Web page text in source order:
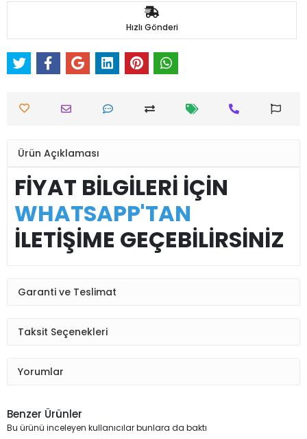
Hızlı Gönderi
Ürün Açıklaması
FİYAT BİLGİLERİ İÇİN
WHATSAPP'TAN
İLETİŞİME GEÇEBİLİRSİNİZ
Garanti ve Teslimat
Taksit Seçenekleri
Yorumlar
Benzer Ürünler
Bu ürünü inceleyen kullanıcılar bunlara da baktı